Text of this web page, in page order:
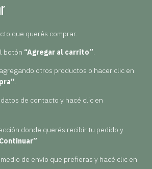
que querés comprar.
botón “Agregar al carrito”.
otros productos o hacer clic en
.
de contacto y hacé clic en
donde querés recibir tu pedido y
.
de envío que prefieras y hacé clic en